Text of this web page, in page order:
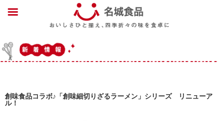
創味食品コラボ♪「創味細切りざるラーメン」シリーズ リニューア
ル！